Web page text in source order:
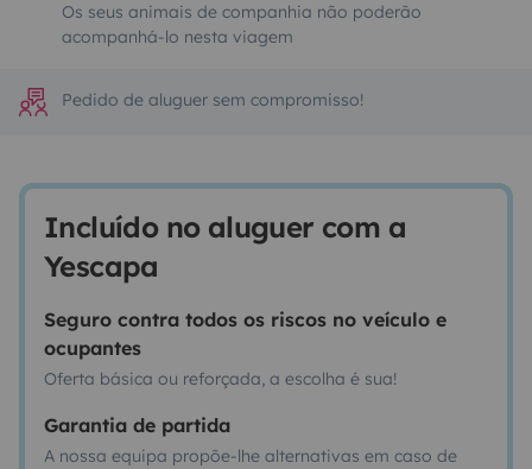
Os seus animais de companhia não poderão
acompanhá-lo nesta viagem
Pedido de aluguer sem compromisso!
Incluído no aluguer com a
Yescapa
Seguro contra todos os riscos no veículo e
ocupantes
Oferta básica ou reforçada, a escolha é sua!
Garantia de partida
A nossa equipa propõe-lhe alternativas em caso de